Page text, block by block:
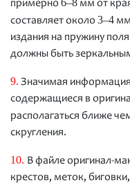
примерно
мм от
составляет около 3–4
издания на пружину
должны быть
9. Значимая
содержащиеся в
располагаться ближе
скругления.
10. В файле оригинал-
крестов, меток,